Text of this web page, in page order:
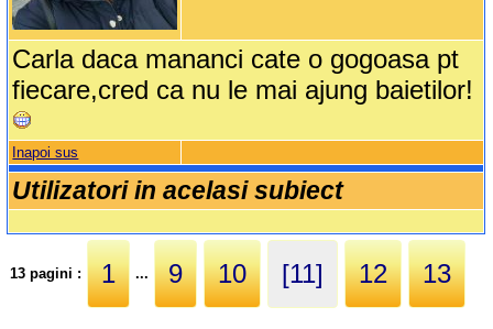
Carla daca mananci cate o gogoasa pt
fiecare,cred ca nu le mai ajung baietilor!
Inapoi sus
Utilizatori in acelasi subiect
13 pagini : 1 ... 9 10 [11] 12 13